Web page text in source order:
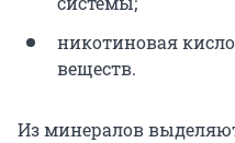
никотиновая
веществ.
Из минералов